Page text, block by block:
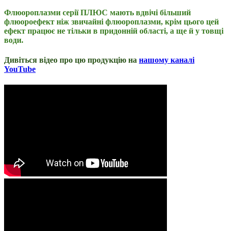
Флюороплазми серії ПЛЮС мають вдвічі більший
флюороефект ніж звичайні флюороплазми, крім цього цей
ефект працює не тільки в придонній області, а ще й у товщі
води.
Дивiться вiдео про цю продукцiю на нашому каналi
YouTube